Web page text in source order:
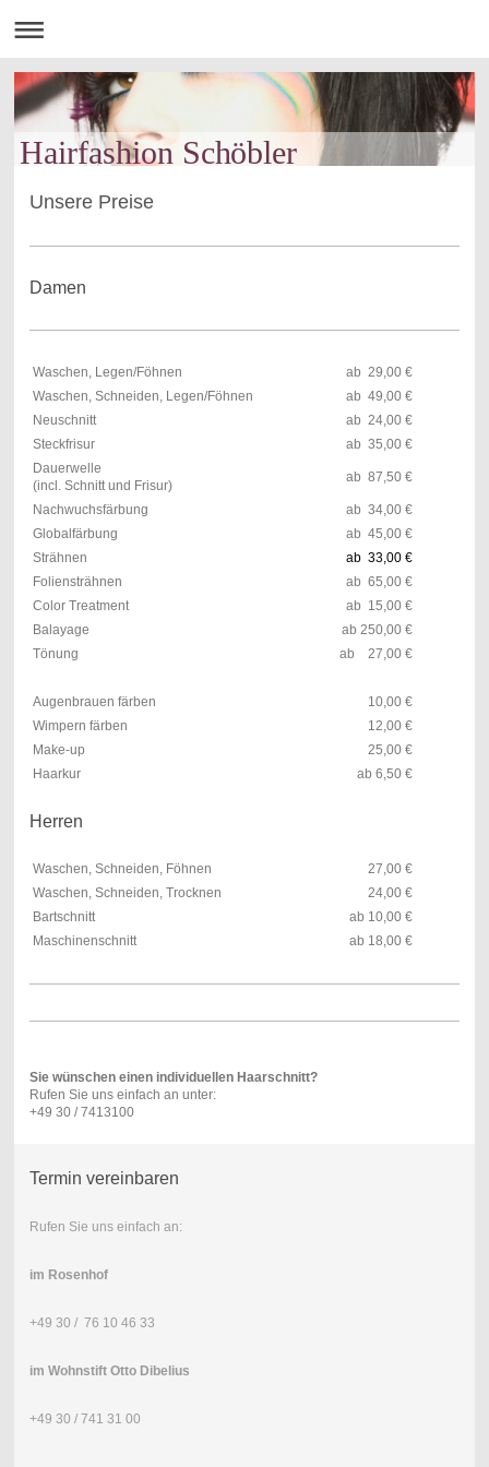
Hairfashion Schöbler
Unsere Preise
Damen
Waschen, Legen/Föhnen
ab 29,00 €
Waschen, Schneiden, Legen/Föhnen
ab 49,00 €
Neuschnitt
ab 24,00 €
Steckfrisur
ab 35,00 €
Dauerwelle
(incl. Schnitt und Frisur)
ab 87,50 €
Nachwuchsfärbung
ab 34,00 €
Globalfärbung
ab 45,00 €
Strähnen
ab 33,00 €
Foliensträhnen
ab 65,00 €
Color Treatment
ab 15,00 €
Balayage
ab 250,00 €
Tönung
ab 27,00 €
Augenbrauen färben
10,00 €
Wimpern färben
12,00 €
Make-up
25,00 €
Haarkur
ab 6,50 €
Herren
Waschen, Schneiden, Föhnen
27,00 €
Waschen, Schneiden, Trocknen
24,00 €
Bartschnitt
ab 10,00 €
Maschinenschnitt
ab 18,00 €
Sie wünschen einen individuellen Haarschnitt?
Rufen Sie uns einfach an unter:
+49 30 / 7413100
Termin vereinbaren
Rufen Sie uns einfach an:
im Rosenhof
+49 30 / 76 10 46 33
im Wohnstift Otto Dibelius
+49 30 / 741 31 00